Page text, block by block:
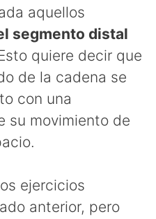
aquellos
segmento distal
quiere decir que
de la cadena se
con una
su movimiento de
ejercicios
anterior, pero